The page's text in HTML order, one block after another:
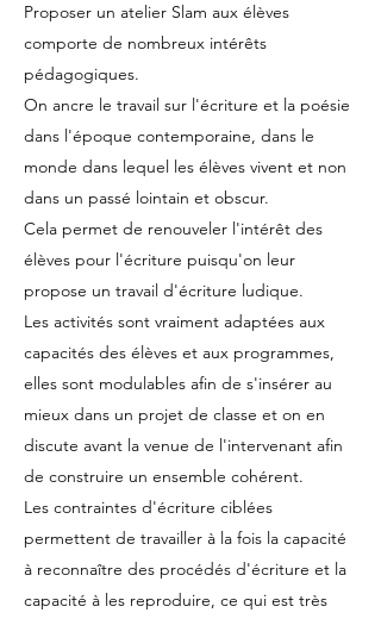
Proposer un atelier Slam aux élèves
comporte de nombreux intérêts
pédagogiques.
On ancre le travail sur l'écriture et la poésie
dans l'époque contemporaine, dans le
monde dans lequel les élèves vivent et non
dans un passé lointain et obscur.
Cela permet de renouveler l'intérêt des
élèves pour l'écriture puisqu'on leur
propose un travail d'écriture ludique.
Les activités sont vraiment adaptées aux
capacités des élèves et aux programmes,
elles sont modulables afin de s'insérer au
mieux dans un projet de classe et on en
discute avant la venue de l'intervenant afin
de construire un ensemble cohérent.
Les contraintes d'écriture ciblées
permettent de travailler à la fois la capacité
à reconnaître des procédés d'écriture et la
capacité à les reproduire, ce qui est très